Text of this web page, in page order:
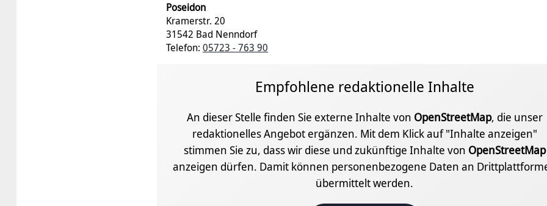
Poseidon
Kramerstr. 20
31542 Bad Nenndorf
Telefon: 05723 - 763 90
Empfohlene redaktionelle Inhalte
An dieser Stelle finden Sie externe Inhalte von OpenStreetMap, die unser
redaktionelles Angebot ergänzen. Mit dem Klick auf "Inhalte anzeigen"
stimmen Sie zu, dass wir diese und zukünftige Inhalte von OpenStreetMap
anzeigen dürfen. Damit können personenbezogene Daten an
übermittelt werden.